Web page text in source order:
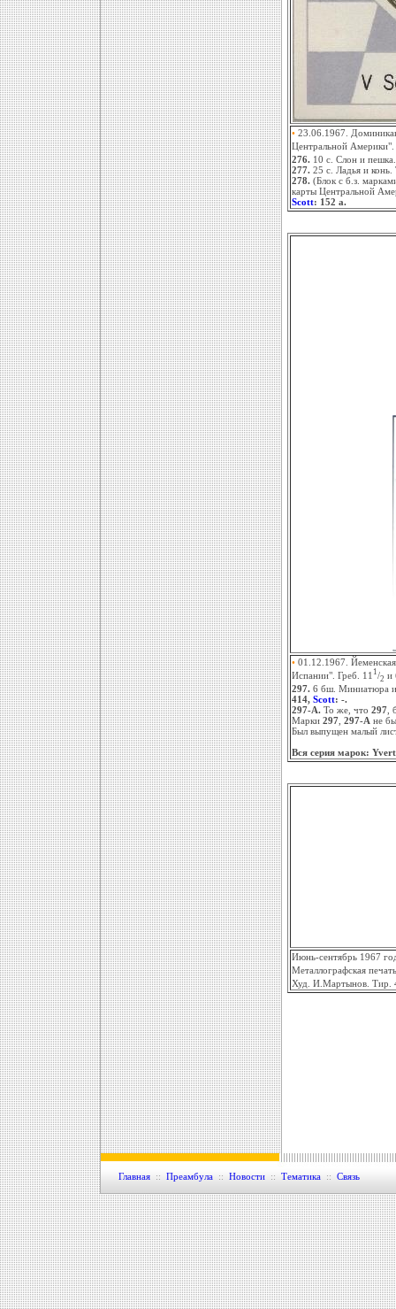
• 23.06.1967.
Центральной
276. 10 с. Слон и
277. 25 с. Ладья и
278. (Блок с б.з.
карты Центральной
Scott: 152 a.
• 01.12.1967.
Испании". Греб. 11 1/2 и
297. 6 бш. Миниатюра
414, Scott: -.
297-A. То же, что 297 ,
Марки 297 297-А не
Был выпущен малый
Вся серия марок:
Июнь-сентябрь 1967
Металлографская
Худ. И.Мартынов. Тир.
Главная:: Преамбула:: Новости:: Тематика:: Связь